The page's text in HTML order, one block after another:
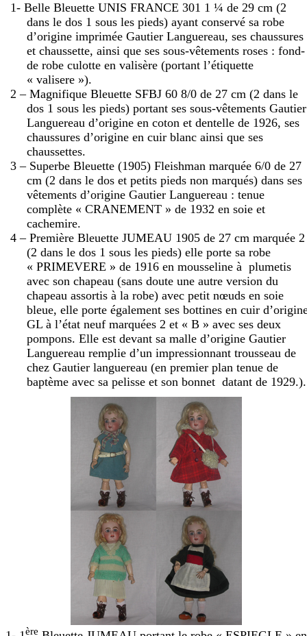
1- Belle Bleuette UNIS FRANCE 301 1 ¼ de 29 cm (2
dans le dos 1 sous les pieds) ayant conservé sa robe
d’origine imprimée Gautier Languereau, ses chaussures
et chaussette, ainsi que ses sous-vêtements roses : fond-
de robe culotte en valisère (portant l’étiquette
« valisere »).
2 – Magnifique Bleuette SFBJ 60 8/0 de 27 cm (2 dans le
dos 1 sous les pieds) portant ses sous-vêtements Gautier
Languereau d’origine en coton et dentelle de 1926, ses
chaussures d’origine en cuir blanc ainsi que ses
chaussettes.
3 – Superbe Bleuette (1905) Fleishman marquée 6/0 de 27
cm (2 dans le dos et petits pieds non marqués) dans ses
vêtements d’origine Gautier Languereau : tenue
complète « CRANEMENT » de 1932 en soie et
cachemire.
4 – Première Bleuette JUMEAU 1905 de 27 cm marquée 2
(2 dans le dos 1 sous les pieds) elle porte sa robe
« PRIMEVERE » de 1916 en mousseline à plumetis
avec son chapeau (sans doute une autre version du
chapeau assortis à la robe) avec petit nœuds en soie
bleue, elle porte également ses bottines en cuir
GL à l’état neuf marquées 2 et « B » avec ses deux
pompons. Elle est devant sa malle d’origine Gautier
Languereau remplie d’un impressionnant trousseau de
chez Gautier languereau (en premier plan tenue de
baptème avec sa pelisse et son bonnet datant de 1929.).
ère